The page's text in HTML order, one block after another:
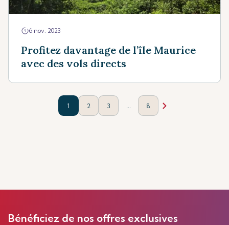
6 nov. 2023
Profitez davantage de l’île Maurice
avec des vols directs
1 2 3 8
Bénéficiez de nos offres exclusives